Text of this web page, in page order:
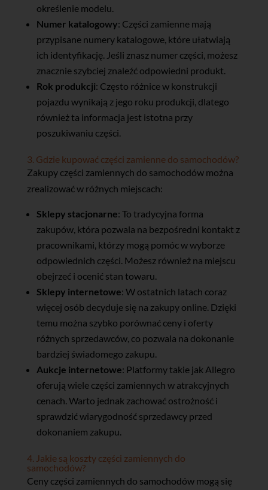
określenie modelu.
Numer katalogowy: Części zamienne mają
przypisane numery katalogowe, które ułatwiają
ich identyfikację. Jeśli znasz numer części, możesz
znacznie szybciej znaleźć odpowiedni produkt.
Rok produkcji: Często różnice w konstrukcji
pojazdu wynikają z jego roku produkcji, dlatego
również ta informacja jest istotna przy
poszukiwaniu części.
3. Gdzie kupować części zamienne do samochodów?
Zakupy części zamiennych do samochodów można
zrealizować w różnych miejscach:
Sklepy stacjonarne: To tradycyjna forma
zakupów, która pozwala na bezpośredni kontakt z
pracownikami, którzy mogą pomóc w wyborze
odpowiednich części. Możesz również na miejscu
obejrzeć i ocenić stan towaru.
Sklepy internetowe: W ostatnich latach coraz
więcej osób decyduje się na zakupy online. Dzięki
temu można szybko porównać ceny i oferty
różnych sprzedawców, co pozwala na dokonanie
bardziej świadomego zakupu.
Aukcje internetowe: Platformy takie jak Allegro
oferują wiele części zamiennych w atrakcyjnych
cenach. Warto jednak zachować ostrożność i
sprawdzić wiarygodność sprzedawcy przed
dokonaniem zakupu.
4. Jakie są koszty części zamiennych do
samochodów?
Ceny części zamiennych do samochodów mogą się